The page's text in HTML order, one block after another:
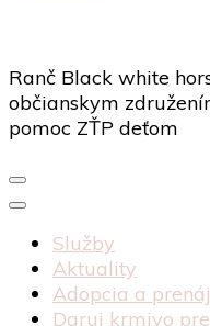
Ranč Black white
občianskym
pomoc ZŤP deťom
Služby
Aktuality
Adopcia a
Daruj krmivo